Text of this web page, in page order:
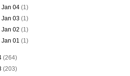
Jan 04(1)
Jan 03(1)
Jan 02(1)
Jan 01(1)
(264)
(203)